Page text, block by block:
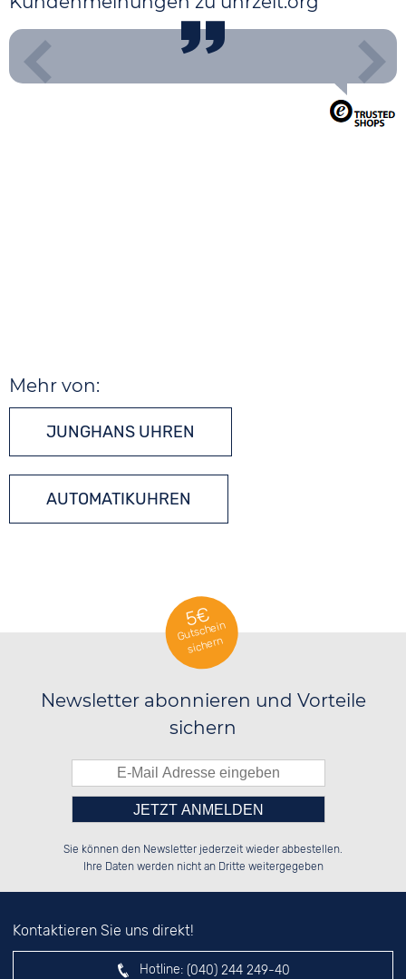
Mehr von:
JUNGHANS UHREN
AUTOMATIKUHREN
5€
Gutschein
sichern
Newsletter abonnieren und Vorteile
sichern
██░░██░░░░░░██░░░░░░██░░██░░██░░
██████░░░░████░░░░████░░██████░░
░░░░██░░░░░░██░░██░░░░░░░░░░██░░
Bitte tragen Sie die Zahl in
das nebenstehende Feld ein.
Sie können den Newsletter jederzeit wieder abbestellen.
Ihre Daten werden nicht an Dritte weitergegeben
Kontaktieren Sie uns direkt!
Hotline: (040) 244 249-40